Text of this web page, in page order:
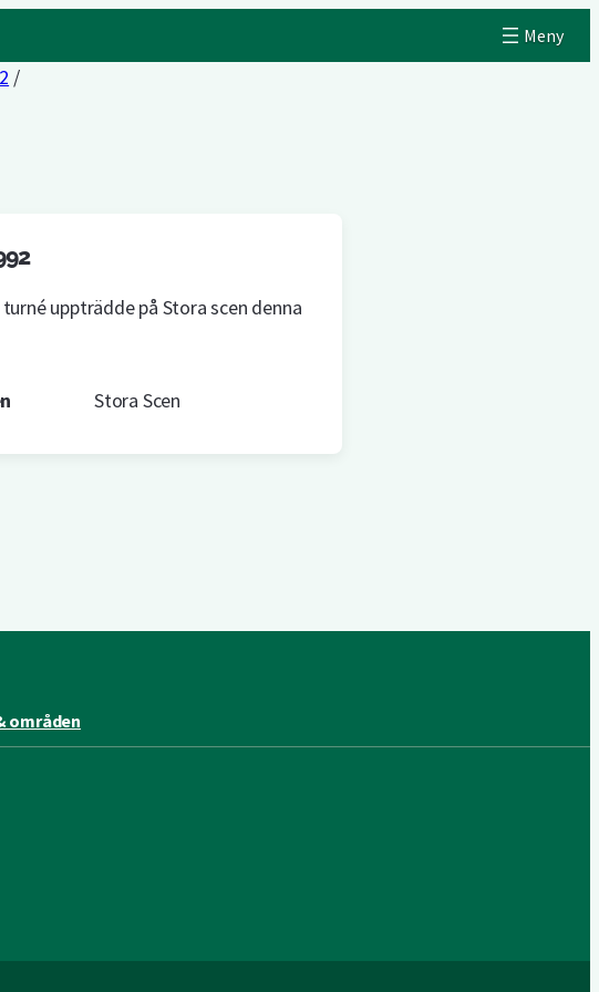
/
turné uppträdde på Stora scen denna
Stora Scen
områden